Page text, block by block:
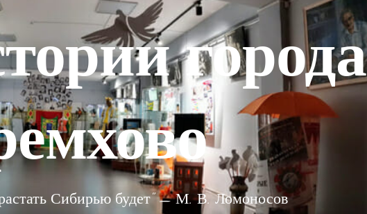
города
Сибирью будет" — М. В. Ломоносов